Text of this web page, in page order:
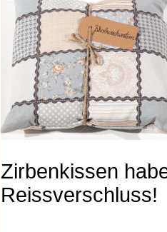
Zirbenkissen
Reissverschluss!